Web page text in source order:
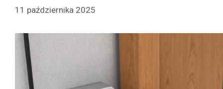
11 października 2025